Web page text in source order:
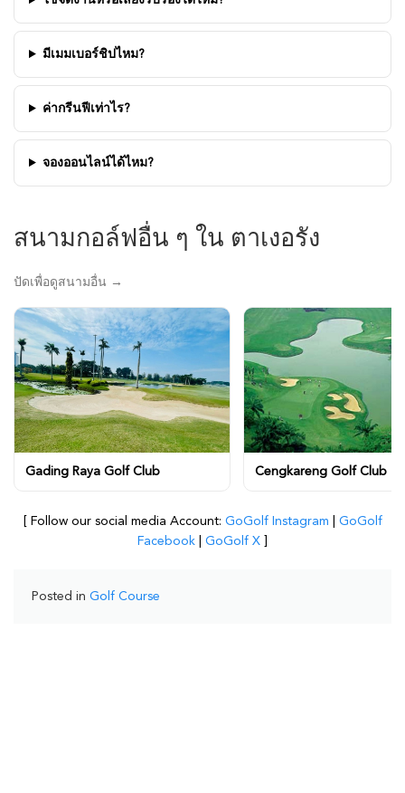
มีเมมเบอร์ชิปไหม?
ค่ากรีนฟีเท่าไร?
จองออนไลน์ได้ไหม?
สนามกอล์ฟอื่น ๆ ใน ตาเงอรัง
ปัดเพื่อดูสนามอื่น →
Gading Raya Golf Club Cengkareng Golf Club
[ Follow our social media Account: GoGolf Instagram
GoGolf
Facebook
GoGolf X
Posted in Golf Course